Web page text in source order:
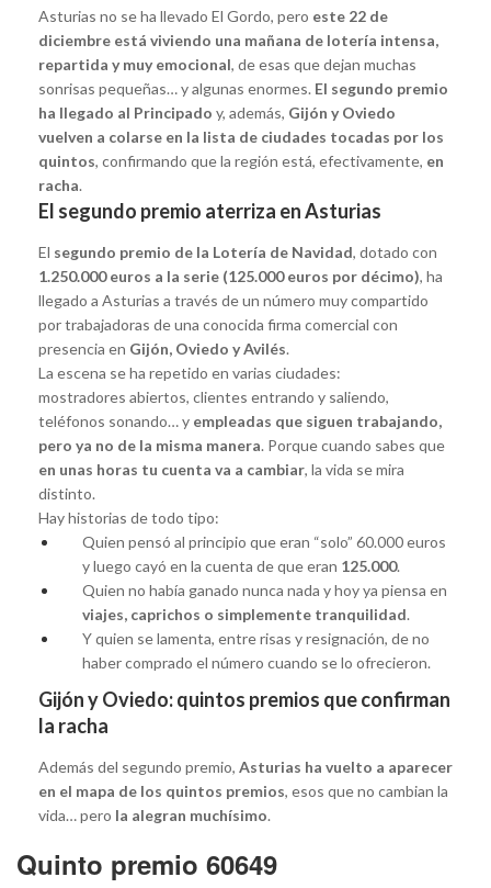
Asturias no se ha llevado El Gordo, pero este 22 de
diciembre está viviendo una mañana de lotería intensa,
repartida y muy emocional, de esas que dejan muchas
sonrisas pequeñas… y algunas enormes. El segundo premio
ha llegado al Principado y, además, Gijón y Oviedo
vuelven a colarse en la lista de ciudades tocadas por los
quintos, confirmando que la región está, efectivamente, en
racha.
El segundo premio aterriza en Asturias
El segundo premio de la Lotería de Navidad, dotado con
1.250.000 euros a la serie (125.000 euros por décimo), ha
llegado a Asturias a través de un número muy compartido
por trabajadoras de una conocida firma comercial con
presencia en Gijón, Oviedo y Avilés.
La escena se ha repetido en varias ciudades:
mostradores abiertos, clientes entrando y saliendo,
teléfonos sonando… y empleadas que siguen trabajando,
pero ya no de la misma manera. Porque cuando sabes que
en unas horas tu cuenta va a cambiar, la vida se mira
distinto.
Hay historias de todo tipo:
Quien pensó al principio que eran “solo” 60.000 euros
y luego cayó en la cuenta de que eran 125.000.
Quien no había ganado nunca nada y hoy ya piensa en
viajes, caprichos o simplemente tranquilidad.
Y quien se lamenta, entre risas y resignación, de no
haber comprado el número cuando se lo ofrecieron.
Gijón y Oviedo: quintos premios que confirman
la racha
Además del segundo premio, Asturias ha vuelto a aparecer
en el mapa de los quintos premios, esos que no cambian la
vida… pero la alegran muchísimo.
Quinto premio 60649